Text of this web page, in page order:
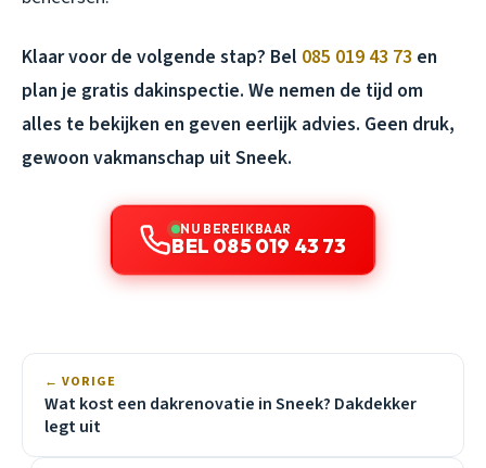
Klaar voor de volgende stap? Bel 085 019 43 73 en
plan je gratis dakinspectie. We nemen de tijd om
alles te bekijken en geven eerlijk advies. Geen druk,
gewoon vakmanschap uit Sneek.
NU BEREIKBAAR
BEL 085 019 43 73
← VORIGE
Wat kost een dakrenovatie in Sneek? Dakdekker
legt uit